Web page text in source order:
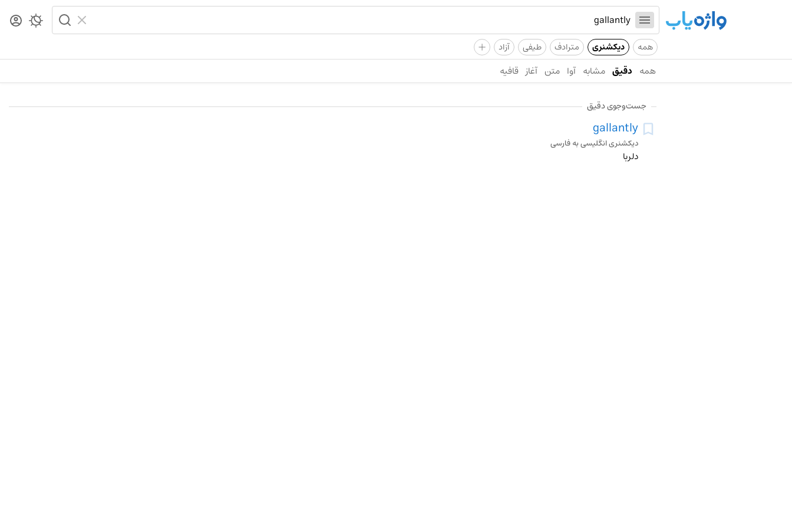
همه دیکشنری مترادف طیفی آزاد +
همه دقیق مشابه آوا متن آغاز قافیه
جست‌وجوی دقیق
gallantly
دیکشنری انگلیسی به فارسی
دلربا